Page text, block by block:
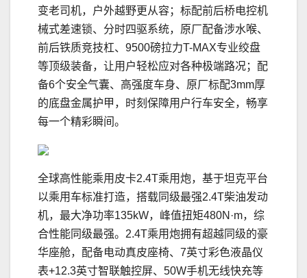
变老司机，户外越野更从容；标配前后桥电控机
械式差速锁、分时四驱系统，原厂配备涉水喉、
前后铁质竞技杠、9500磅拉力T-MAX专业绞盘
等顶级装备，让用户轻松应对各种极端路况；配
备6个安全气囊、高强度车身、原厂标配3mm厚
的底盘金属护甲，时刻保障用户行车安全，畅享
每一个精彩瞬间。
全球高性能乘用皮卡2.4T乘用炮，基于坦克平台
以乘用车标准打造，搭载同级最强2.4T柴油发动
机，最大净功率135kW，峰值扭矩480N·m，综
合性能同级最强。2.4T乘用炮拥有超越同级的豪
华座舱，配备电动真皮座椅、7英寸彩色液晶仪
表+12.3英寸智联触控屏、50W手机无线快充等